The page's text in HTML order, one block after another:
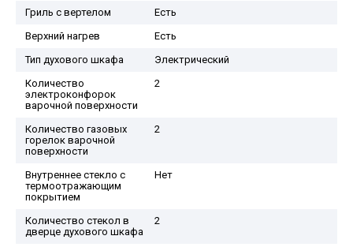
Гриль с вертелом
Есть
Верхний нагрев
Есть
Тип духового шкафа
Электрический
Количество
электроконфорок
варочной поверхности
2
Количество газовых
горелок варочной
поверхности
2
Внутреннее стекло с
термоотражающим
покрытием
Нет
Количество стекол в
дверце духового шкафа
2